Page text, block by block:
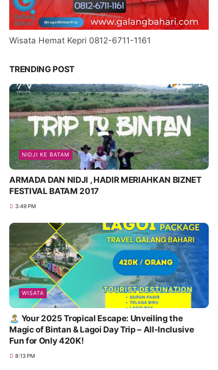
Wisata Hemat Kepri 0812-6711-1161
TRENDING POST
NIDJI KE BATAM
ARMADA DAN NIDJI , HADIR MERIAHKAN BIZNET
FESTIVAL BATAM 2017
3:49 PM
WISATA
🏝️ Your 2025 Tropical Escape: Unveiling the
Magic of Bintan & Lagoi Day Trip – All-Inclusive
Fun for Only 420K!
8:13 PM